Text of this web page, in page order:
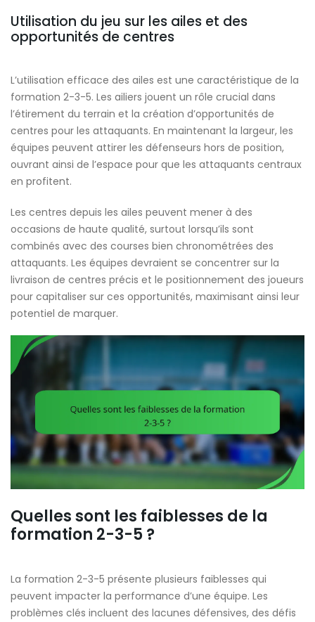
Utilisation du jeu sur les ailes et des
opportunités de centres
L’utilisation efficace des ailes est une caractéristique de la
formation 2-3-5. Les ailiers jouent un rôle crucial dans
l’étirement du terrain et la création d’opportunités de
centres pour les attaquants. En maintenant la largeur, les
équipes peuvent attirer les défenseurs hors de position,
ouvrant ainsi de l’espace pour que les attaquants centraux
en profitent.
Les centres depuis les ailes peuvent mener à des
occasions de haute qualité, surtout lorsqu’ils sont
combinés avec des courses bien chronométrées des
attaquants. Les équipes devraient se concentrer sur la
livraison de centres précis et le positionnement des joueurs
pour capitaliser sur ces opportunités, maximisant ainsi leur
potentiel de marquer.
Quelles sont les faiblesses de la
formation 2-3-5 ?
La formation 2-3-5 présente plusieurs faiblesses qui
peuvent impacter la performance d’une équipe. Les
problèmes clés incluent des lacunes défensives, des défis